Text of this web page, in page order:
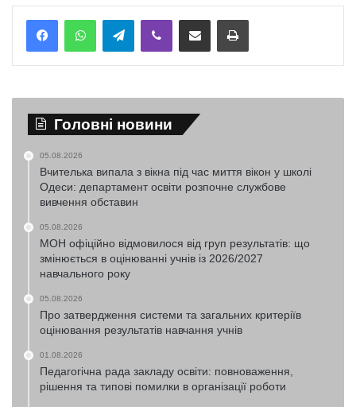
TelegramViber Надіслати електронною поштоюНадрукувати
Головні новини
05.08.2026
Вчителька випала з вікна під час миття вікон у школі
Одеси: департамент освіти розпочне службове
вивчення обставин
05.08.2026
МОН офіційно відмовилося від груп результатів: що
змінюється в оцінюванні учнів із 2026/2027
навчального року
05.08.2026
Про затвердження системи та загальних критеріїв
оцінювання результатів навчання учнів
01.08.2026
Педагогічна рада закладу освіти: повноваження,
рішення та типові помилки в організації роботи